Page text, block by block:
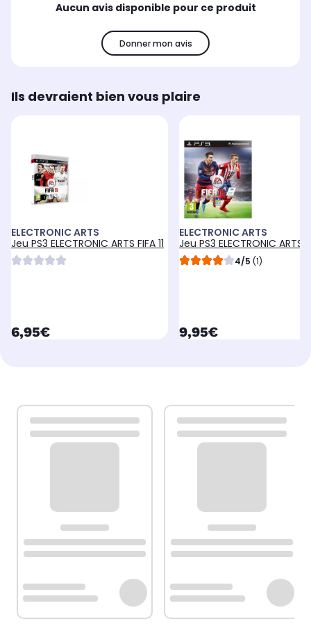
Aucun avis disponible pour ce produit
Donner mon avis
Ils devraient bien vous plaire
ELECTRONIC ARTS
Jeu PS3 ELECTRONIC ARTS FIFA 11
currentPrice
6,95€
ELECTRONIC ARTS
Jeu PS3 ELECTRONIC ARTS
4/5 (1)
currentPrice
9,95€